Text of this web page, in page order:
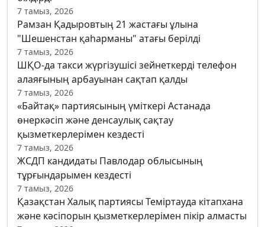
7 тамыз, 2026
Рамзан Қадыровтың 21 жастағы ұлына
"Шешенстан қаһарманы" атағы берілді
7 тамыз, 2026
ШҚО-да такси жүргізушісі зейнеткерді телефон
алаяғының арбауынан сақтап қалды
7 тамыз, 2026
«Байтақ» партиясының үміткері Астанада
өнеркәсіп және денсаулық сақтау
қызметкерлерімен кездесті
7 тамыз, 2026
ЖСДП кандидаты Павлодар облысының
тұрғындарымен кездесті
7 тамыз, 2026
Қазақстан Халық партиясы Теміртауда кітапхана
және кәсіпорын қызметкерлерімен пікір алмасты